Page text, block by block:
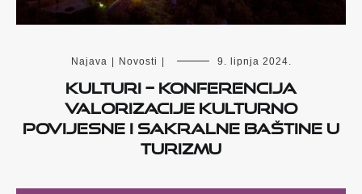
Najava Novosti 9. lipnja 2024.
KultuRi – Konferencija
valorizacije kulturno
povijesne i sakralne baštine u
turizmu